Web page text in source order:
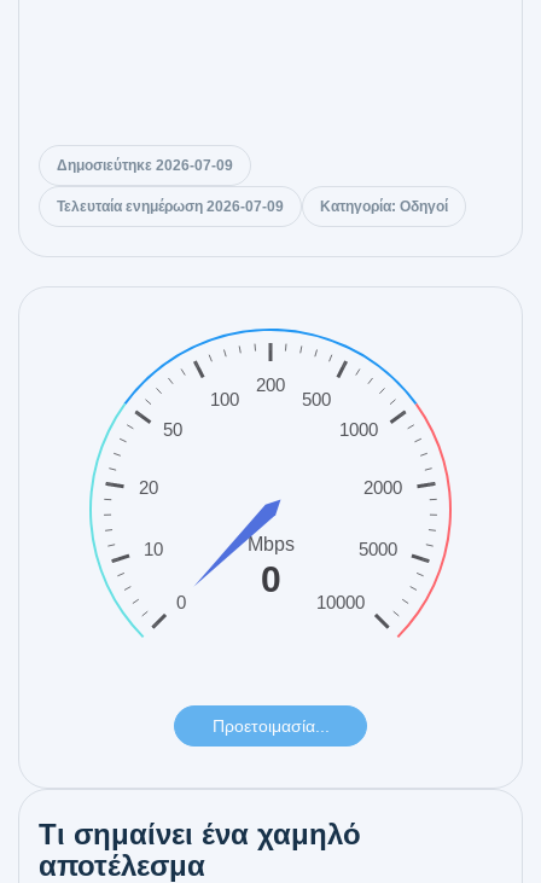
Δημοσιεύτηκε 2026-07-09
Τελευταία ενημέρωση 2026-07-09 Κατηγορία: Οδηγοί
Τι σημαίνει ένα χαμηλό
αποτέλεσμα